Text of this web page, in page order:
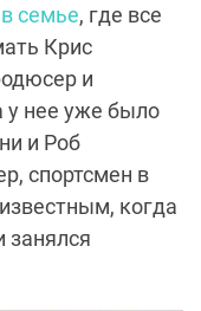
в семье, где все
Крис
и
у нее уже было
и Роб
спортсмен в
когда
занялся